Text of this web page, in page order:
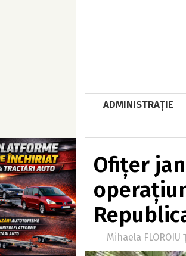
ADMINISTRAȚIE
Ofițer
Mihaela FLOROIU